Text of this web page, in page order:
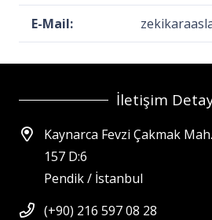
E-Mail:
İletişim
Kaynarca Fevzi Çakmak
157 D:6
Pendik / İstanbul
(+90) 216 597 08 28